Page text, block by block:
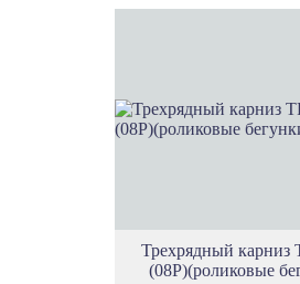
Трехрядный карниз
(08Р)(роликовые